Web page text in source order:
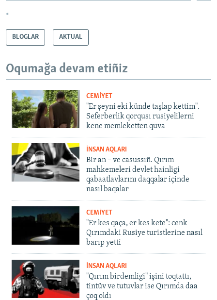
*
BLOGLAR AKTUAL
Oqumağa devam etiñiz
CEMİYET
"Er şeyni eki künde taşlap kettim".
Seferberlik qorqusı rusiyelilerni
kene memleketten quva
İNSAN AQLARI
Bir an – ve casussıñ. Qırım
mahkemeleri devlet hainligi
qabaatlavlarını daqqalar içinde
nasıl baqalar
CEMİYET
"Er kes qaça, er kes kete": cenk
Qırımdaki Rusiye turistlerine nasıl
barıp yetti
İNSAN AQLARI
"Qırım birdemligi" işini toqtattı,
tintüv ve tutuvlar ise Qırımda daa
çoq oldı